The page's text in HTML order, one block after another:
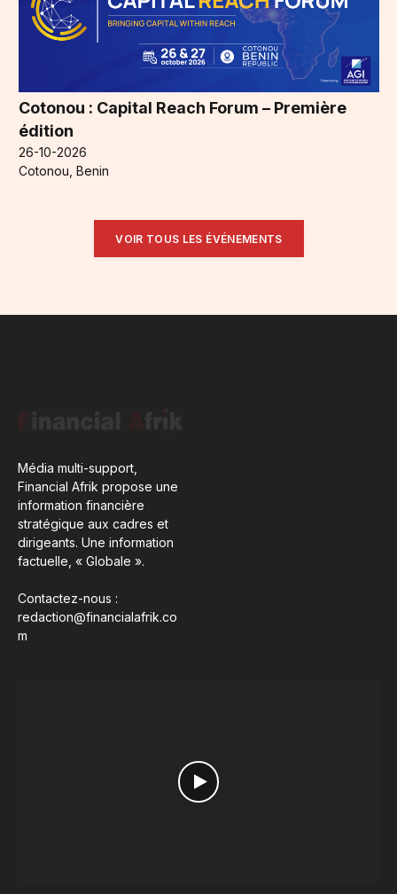
Cotonou : Capital Reach Forum – Première
édition
26-10-2026
Cotonou, Benin
VOIR TOUS LES ÉVÉNEMENTS
Média multi-support,
Financial Afrik propose une
information financière
stratégique aux cadres et
dirigeants. Une information
factuelle, « Globale ».
Contactez-nous :
redaction@financialafrik.co
m